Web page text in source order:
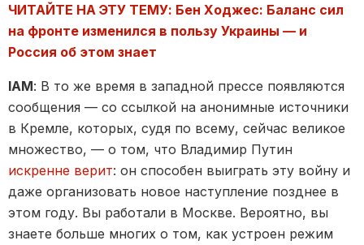
ЧИТАЙТЕ НА ЭТУ ТЕМУ: Бен Ходжес: Баланс сил
на фронте изменился в пользу Украины — и
Россия об этом знает
IAM: В то же время в западной прессе появляются
сообщения — со ссылкой на анонимные источники
в Кремле, которых, судя по всему, сейчас великое
множество, — о том, что Владимир Путин
искренне верит: он способен выиграть эту войну и
даже организовать новое наступление позднее в
этом году. Вы работали в Москве. Вероятно, вы
знаете больше многих о том, как устроен режим